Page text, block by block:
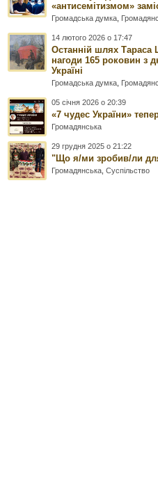
«антисемітизмом»
Громадська думка,
14 лютого 2026 о 17:47
Останній шлях Тараса
нагоди 165 роковин з
Україні
Громадська думка,
05 січня 2026 о 20:39
«7 чудес України»
Громадянська
29 грудня 2025 о 21:22
"Що я/ми зробив/ли
Громадянська,Суспільство